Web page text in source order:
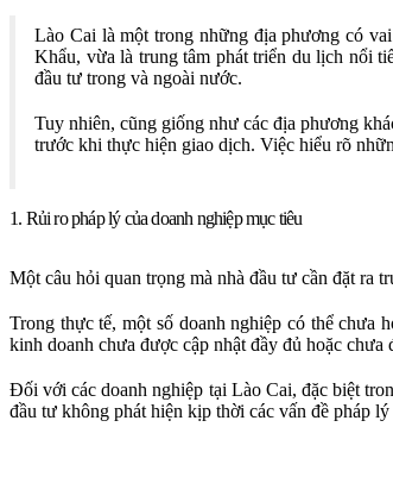
Lào Cai là một trong những địa phương có
Khẩu, vừa là trung tâm phát triển du lịch nổi
đầu tư trong và ngoài nước.
Tuy nhiên, cũng giống như các địa phương
trước khi thực hiện giao dịch. Việc hiểu rõ
1. Rủi ro pháp lý của doanh nghiệp mục tiêu
Một câu hỏi quan trọng mà nhà đầu tư cần đặt ra
Trong thực tế, một số doanh nghiệp có thể chưa
kinh doanh chưa được cập nhật đầy đủ hoặc
Đối với các doanh nghiệp tại Lào Cai, đặc biệt
đầu tư không phát hiện kịp thời các vấn đề pháp